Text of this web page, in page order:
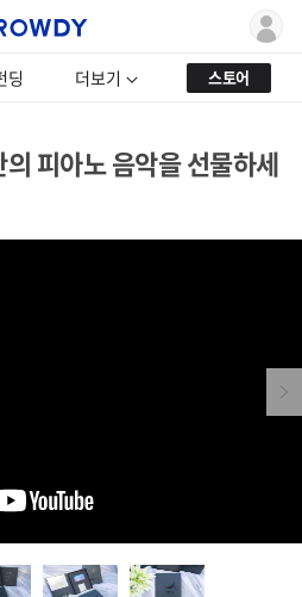
딩 더보기 스토어
피아노 음악을 선물하세
Next